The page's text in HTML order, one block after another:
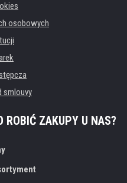
osobowych
smlouvy
ROBIĆ ZAKUPY U NAS?